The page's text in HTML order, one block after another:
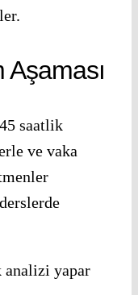
Aşaması
saatlik
ve vaka
analizi yapar